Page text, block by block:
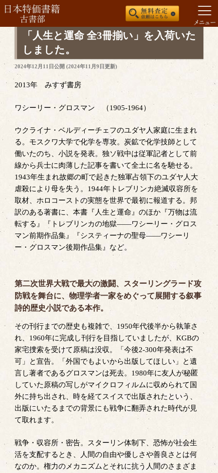
プ
「人生と運命 全3冊揃い」を入荷いた
しました。
投
稿
日:
2024年12月11日公開 (2024年11月9日更新)
2013年 みすず書房
ワシーリー・グロスマン （1905-1964）
ウクライナ・ベルディーチェフのユダヤ人家庭に生まれ
る。モスクワ大学で化学を専攻。炭鉱で化学技師として
働いたのち、小説を発表。独ソ戦中は従軍記者として前
線から兵士に肉薄した記事を書いて全土に名を馳せる。
1943年生まれ故郷の町で起きた独軍占領下のユダヤ人大
虐殺により母を失う。1944年トレブリンカ絶滅収容所を
取材、ホロコーストの実態を世界で最初に報道する。邦
訳のある著書に、本書『人生と運命』のほか『万物は流
転する』『トレブリンカの地獄――ワシーリー・グロス
マン前期作品集』『システィーナの聖母――ワシーリ
ー・グロスマン後期作品集』など。
第二次世界大戦で最大の激闘、スターリングラード攻
防戦を舞台に、物理学者一家をめぐって展開する叙事
詩的歴史小説である本作。
その刊行までの歴史も複雑で、1950年代後半から執筆さ
れ、1960年に完成し刊行を目指していましたが、KGBの
家宅捜索を受けて原稿は没収。「今後2-300年発表は不
可」と宣告。「外国でもよいから出版してほしい」と遺
言し著者であるグロスマンは死去。1980年に友人が秘匿
していた原稿の写しがマイクロフィルムに収められて国
外に持ち出され、時を経てスイスで出版されたという、
出版にいたるまでの背景にも戦争に翻弄された時代が見
て取れます。
戦争・収容所・密告。スターリン体制下、恐怖が社会生
活を支配するとき、人間の自由や優しさや善良さとは何
なのか。権力のメカニズムとそれに抗う人間のさまざま